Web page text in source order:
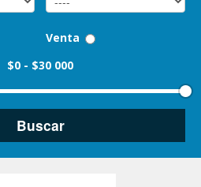
Venta
$0 - $30 000